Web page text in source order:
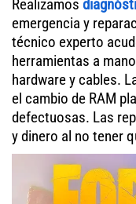
Realizamos
emergencia y
técnico experto
herramientas a
hardware y cables.
el cambio de RAM
defectuosas. Las
y dinero al no tener